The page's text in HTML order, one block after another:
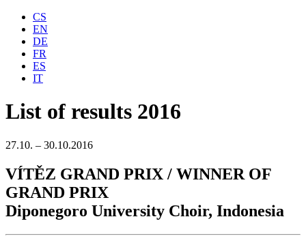
CS
EN
DE
FR
ES
IT
List of results 2016
27.10. – 30.10.2016
VÍTĚZ GRAND PRIX / WINNER OF
GRAND PRIX
Diponegoro University Choir, Indonesia